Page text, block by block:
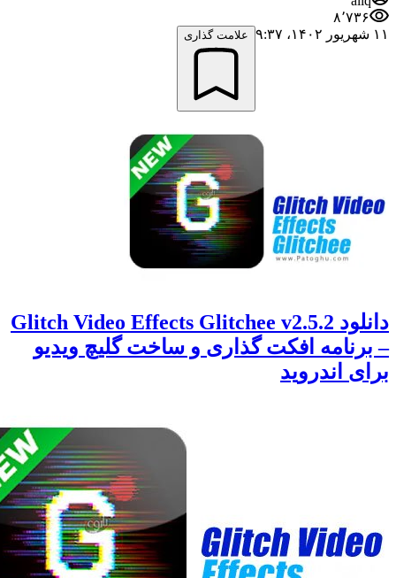
علامت گذاری
دانلود Glitch Video Effects Glitchee v2.5.2
افکت گذاری و ساخت گلیچ ویدیو
اندروید